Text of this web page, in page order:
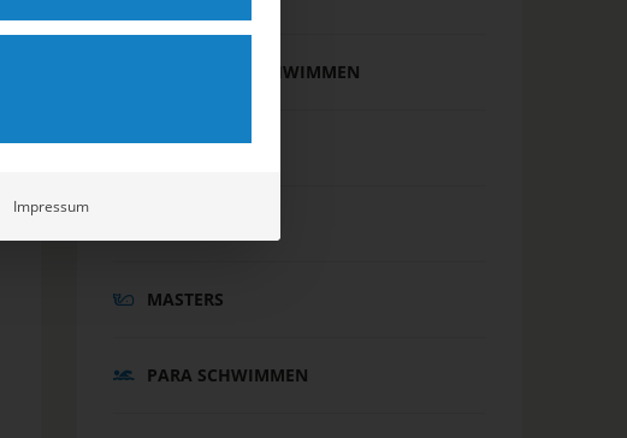
FREIWASSERSCHWIMMEN
INTERNATIONAL
MASTERS
PARA SCHWIMMEN
Impressum